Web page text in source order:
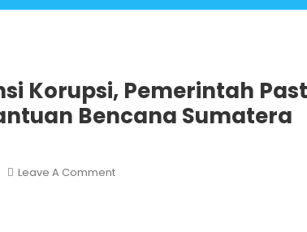
Korupsi, Pemerintah
Bencana Sumatera
Leave A CommentOn